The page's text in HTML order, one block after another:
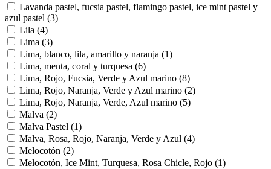
Lavanda pastel, fucsia pastel, flamingo pastel, ice mint pastel y
azul pastel (3)
Lila (4)
Lima (3)
Lima, blanco, lila, amarillo y naranja (1)
Lima, menta, coral y turquesa (6)
Lima, Rojo, Fucsia, Verde y Azul marino (8)
Lima, Rojo, Naranja, Verde y Azul marino (2)
Lima, Rojo, Naranja, Verde, Azul marino (5)
Malva (2)
Malva Pastel (1)
Malva, Rosa, Rojo, Naranja, Verde y Azul (4)
Melocotón (2)
Melocotón, Ice Mint, Turquesa, Rosa Chicle, Rojo (1)